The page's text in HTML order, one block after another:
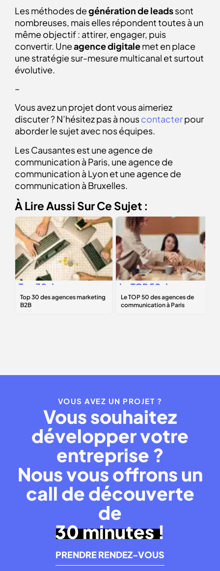
Les méthodes degénération de leadssont
nombreuses, mais elles répondent toutes à un
même objectif : attirer, engager, puis
convertir. Uneagence digitalemet en place
une stratégie sur-mesure multicanal et surtout
évolutive.
–
Vous avez un projet dont vous aimeriez
discuter ? N’hésitez pas à nouscontacterpour
aborder le sujet avec nos équipes.
Les Causantes est une agence de
communication à Paris, une agence de
communication à Lyon et une agence de
communication à Bruxelles.
À Lire Aussi Sur Ce Sujet :
Top 30 des
agences
marketing B2B
Le TOP 50 des
agences de
communication à
VOUS AVEZ UN PROJET ?
Vous souhaitez
développer votre
entreprise ?
Nous vous offrons un
call de découverte
de
30 minutes !
PRENDRE RENDEZ-VOUS